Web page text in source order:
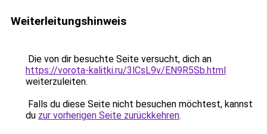
Weiterleitungshinweis
Die von dir besuchte Seite versucht, dich an
https://vorota-kalitki.ru/3lCsL9v/EN9R5Sb.html
weiterzuleiten.
Falls du diese Seite nicht besuchen möchtest, kannst
du zur vorherigen Seite zurückkehren.